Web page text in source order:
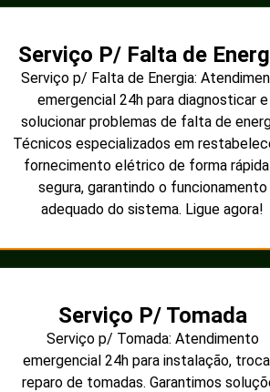
Serviço P/ Falta de
Serviço p/ Falta de Energia:
emergencial 24h para diagnosticar e
solucionar problemas de falta de
Técnicos especializados em
fornecimento elétrico de forma
segura, garantindo o funcionamento
adequado do sistema. Ligue agora!
Serviço P/ Tomada
Serviço p/ Tomada: Atendimento
emergencial 24h para instalação,
reparo de tomadas. Garantimos